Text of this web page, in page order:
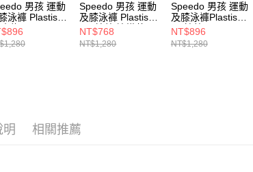
男孩 運動
泳褲 Plastisol
綠
Speedo 男孩 運動
及膝泳褲 Plastisol
黑//鈷藍/檸檬黃
NT$768
NT$1,280
Speedo 男孩 運動
及膝泳褲Plastisol
黑/鈷藍
NT$896
NT$1,280
明 相關推薦